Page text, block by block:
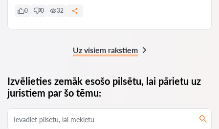
0 0 32
Uz visiem rakstiem
Izvēlieties zemāk esošo pilsētu, lai pārietu uz
juristiem par šo tēmu: